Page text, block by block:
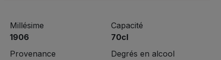
Millésime
1906
Provenance
Capacité
70cl
Degrés en alcool